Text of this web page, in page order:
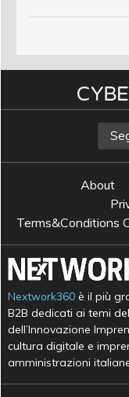
About
Terms&Conditions
Nextwork360 è il più
B2B dedicati ai temi
dell’Innovazione
cultura digitale e
amministrazioni